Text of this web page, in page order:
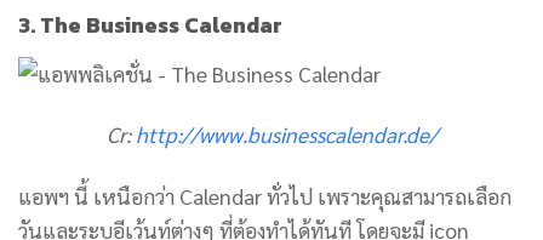
3. The Business Calendar
Cr:http://www.businesscalendar.de/
แอพฯ นี้ เหนือกว่า Calendar ทั่วไป เพราะคุณสามารถเลือก
วันและระบุอีเว้นท์ต่างๆ ที่ต้องทำได้ทันที โดยจะมี icon